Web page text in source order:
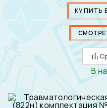
КУПИТЬ
В